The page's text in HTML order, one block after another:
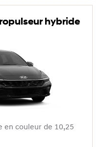
hybride
en couleur de 10,25